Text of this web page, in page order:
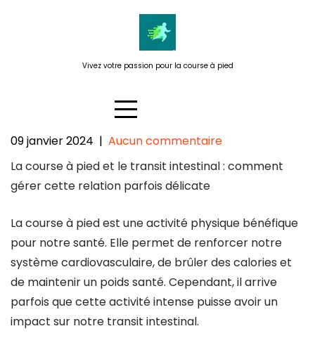
Vivez votre passion pour la course à pied
La course à pied et le transit
intestinal : comment gérer cette
09 janvier 2024 | Aucun commentaire
La course à pied et le transit intestinal : comment
gérer cette relation parfois délicate
La course à pied est une activité physique bénéfique
pour notre santé. Elle permet de renforcer notre
système cardiovasculaire, de brûler des calories et
de maintenir un poids santé. Cependant, il arrive
parfois que cette activité intense puisse avoir un
impact sur notre transit intestinal.